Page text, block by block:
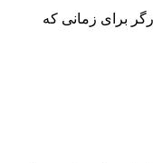
برای زمانی که